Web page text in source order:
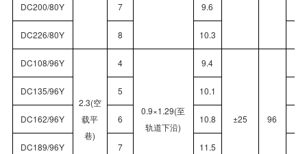
DC200/80Y 7 9.6
DC226/80Y 8 10.3
DC108/96Y
2.3(空
载平
巷)
4
0.9×1.29(至
轨道下沿)
9.4
±25 96
DC135/96Y 5 10.1
DC162/96Y 6 10.8
DC189/96Y 7 11.5